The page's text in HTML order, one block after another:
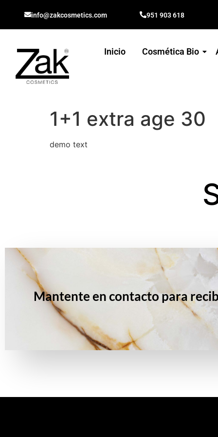
info@zakcosmetics.com 951 903 618
Inicio Cosmética Bio
1+1 extra age 30
demo text
Mantente en contacto para